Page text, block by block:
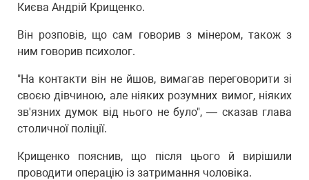
Києва Андрій Крищенко.
Він розповів, що сам говорив з мінером, також з
ним говорив психолог.
"На контакти він не йшов, вимагав переговорити зі
своєю дівчиною, але ніяких розумних вимог, ніяких
зв'язних думок від нього не було", — сказав глава
столичної поліції.
Крищенко пояснив, що після цього й вирішили
проводити операцію із затримання чоловіка.